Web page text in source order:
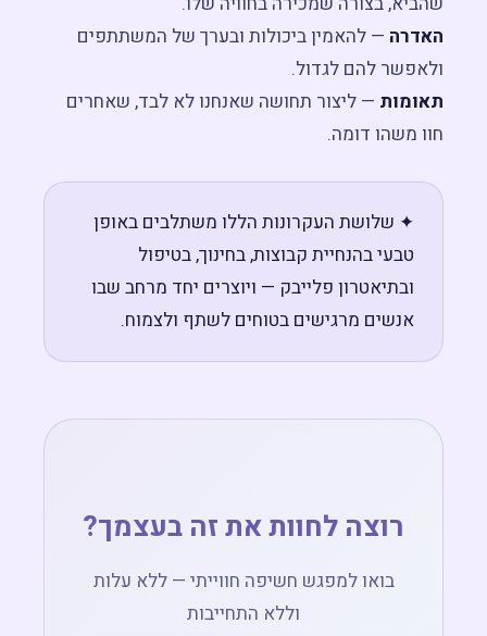
האדרה — להאמין ביכולות ובערך של המשתתפים
ולאפשר להם לגדול.
תאומות — ליצור תחושה שאנחנו לא לבד, שאחרים
חוו משהו דומה.
✦ שלושת העקרונות הללו משתלבים באופן
טבעי בהנחיית קבוצות, בחינוך, בטיפול
ובתיאטרון פלייבק — ויוצרים יחד מרחב שבו
אנשים מרגישים בטוחים לשתף ולצמוח.
רוצה לחוות את זה בעצמך?
בואו למפגש חשיפה חווייתי — ללא עלות
וללא התחייבות